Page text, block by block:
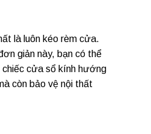
là luôn kéo rèm cửa.
giản này, bạn có thể
cửa sổ kính hướng
còn bảo vệ nội thất